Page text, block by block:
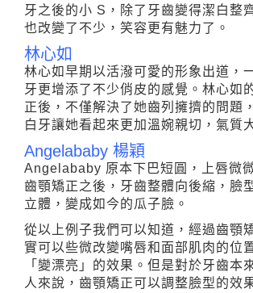
牙之後的小 S，除了牙齒變得潔白整
也改變了不少，笑容更有魅力了。
林心如
林心如早期以活潑可愛的形象出道，
牙更增添了不少俏皮的感覺。林心如
正後，不僅解決了她齒列擁擠的問題
白牙讓她看起來更加溫婉親切，氣質
Angelababy 楊穎
Angelababy 原本下巴短圓，上唇微
齒顎矯正之後，牙齒整體向後縮，臉
立體，變成如今的瓜子臉。
從以上例子我們可以知道，經過齒顎
實可以些微改變嘴唇和面部肌肉的位
「變漂亮」的效果。但是對於牙齒本
人來說，齒顎矯正可以調整臉型的效